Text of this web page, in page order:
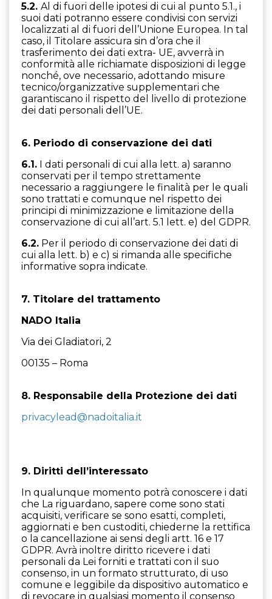
5.2. Al di fuori delle ipotesi di cui al punto 5.1., i
suoi dati potranno essere condivisi con servizi
localizzati al di fuori dell’Unione Europea. In tal
caso, il Titolare assicura sin d’ora che il
trasferimento dei dati extra- UE, avverrà in
conformità alle richiamate disposizioni di legge
nonché, ove necessario, adottando misure
tecnico/organizzative supplementari che
garantiscano il rispetto del livello di protezione
dei dati personali dell’UE.
6. Periodo di conservazione dei dati
6.1. I dati personali di cui alla lett. a) saranno
conservati per il tempo strettamente
necessario a raggiungere le finalità per le quali
sono trattati e comunque nel rispetto dei
principi di minimizzazione e limitazione della
conservazione di cui all’art. 5.1 lett. e) del GDPR.
6.2. Per il periodo di conservazione dei dati di
cui alla lett. b) e c) si rimanda alle specifiche
informative sopra indicate.
7. Titolare del trattamento
NADO Italia
Via dei Gladiatori, 2
00135 – Roma
8. Responsabile della Protezione dei dati
privacylead@nadoitalia.it
9. Diritti dell’interessato
In qualunque momento potrà conoscere i dati
che La riguardano, sapere come sono stati
acquisiti, verificare se sono esatti, completi,
aggiornati e ben custoditi, chiederne la rettifica
o la cancellazione ai sensi degli artt. 16 e 17
GDPR. Avrà inoltre diritto ricevere i dati
personali da Lei forniti e trattati con il suo
consenso, in un formato strutturato, di uso
comune e leggibile da dispositivo automatico e
di revocare in qualsiasi momento il consenso